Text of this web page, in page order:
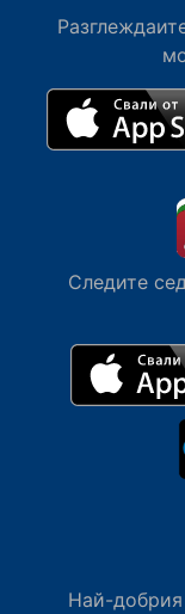
Следите
Най-